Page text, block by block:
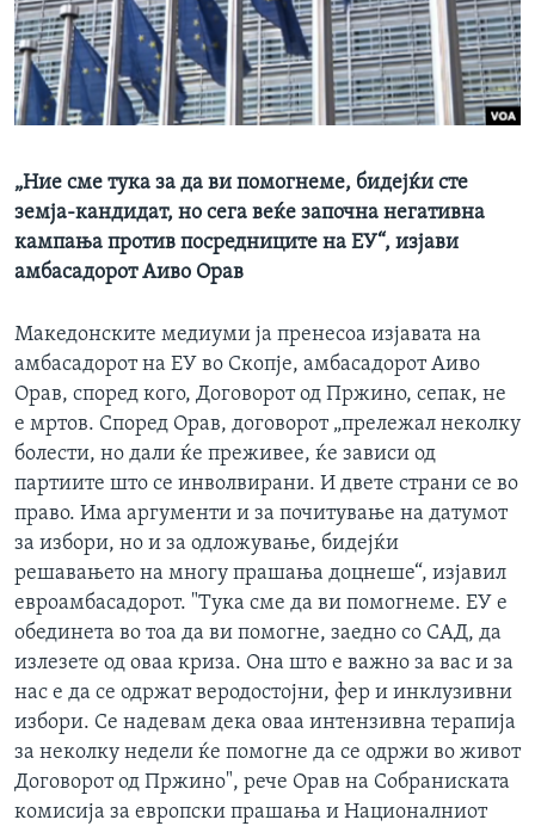
ИНТЕРВЈУА
Јазици
„Ние сме тука за да ви помогнеме, бидејќи сте
земја-кандидат, но сега веќе започна негативна
кампања против посредниците на ЕУ“, изјави
амбасадорот Аиво Орав
Македонските медиуми ја пренесоа изјавата на
амбасадорот на ЕУ во Скопје, амбасадорот Аиво
Орав, според кого, Договорот од Пржино, сепак, не
е мртов. Според Орав, договорот „прележал неколку
болести, но дали ќе преживее, ќе зависи од
партиите што се инволвирани. И двете страни се во
право. Има аргументи и за почитување на датумот
за избори, но и за одложување, бидејќи
решавањето на многу прашања доцнеше“, изјавил
евроамбасадорот. "Тука сме да ви помогнеме. ЕУ е
обединета во тоа да ви помогне, заедно со САД, да
излезете од оваа криза. Она што е важно за вас и за
нас е да се одржат веродостојни, фер и инклузивни
избори. Се надевам дека оваа интензивна терапија
за неколку недели ќе помогне да се одржи во живот
Договорот од Пржино", рече Орав на Собраниската
комисија за европски прашања и Националниот